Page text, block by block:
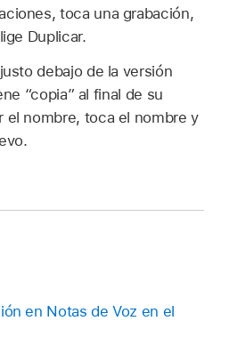
toca una grabación,
Duplicar.
debajo de la versión
“copia” al final de su
el nombre, toca el nombre y
en Notas de Voz en el